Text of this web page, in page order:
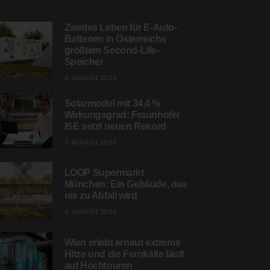
Zweites Leben für E-Auto-
Batterien in Österreichs
größtem Second-Life-
Speicher
Solarmodul mit 34,4 %
Wirkungsgrad: Fraunhofer
ISE setzt neuen Rekord
LOOP Supermarkt
München: Ein Gebäude, das
nie zu Abfall wird
Wien erlebt erneut extreme
Hitze und die Fernkälte läuft
auf Hochtouren